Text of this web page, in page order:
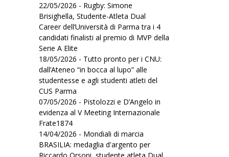
22/05/2026 - Rugby: Simone
Brisighella, Studente-Atleta Dual
Career dell’Università di Parma tra i 4
candidati finalisti al premio di MVP della
Serie A Elite
18/05/2026 - Tutto pronto per i CNU:
dall’Ateneo “in bocca al lupo” alle
studentesse e agli studenti atleti del
CUS Parma
07/05/2026 - Pistolozzi e D’Angelo in
evidenza al V Meeting Internazionale
Frate1874
14/04/2026 - Mondiali di marcia
BRASILIA: medaglia d'argento per